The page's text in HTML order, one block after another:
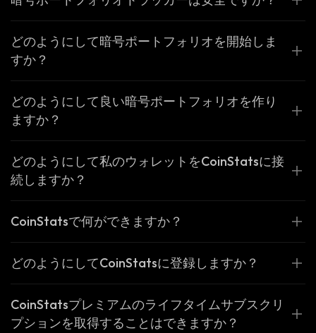
どのようにして暗号ポートフォリオを開始しま
すか？
どのようにして良い暗号ポートフォリオを作り
ますか？
どのようにして私のウォレットをCoinStatsに接
続しますか？
CoinStatsで何ができますか？
どのようにしてCoinStatsに登録しますか？
CoinStatsプレミアムのライフタイムサブスクリ
プションを取得することはできますか？